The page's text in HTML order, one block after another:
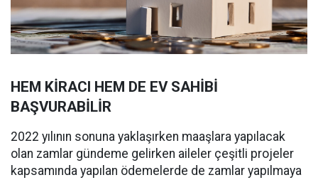
HEM KİRACI HEM DE EV SAHİBİ
BAŞVURABİLİR
2022 yılının sonuna yaklaşırken maaşlara yapılacak
olan zamlar gündeme gelirken aileler çeşitli projeler
kapsamında yapılan ödemelerde de zamlar yapılmaya